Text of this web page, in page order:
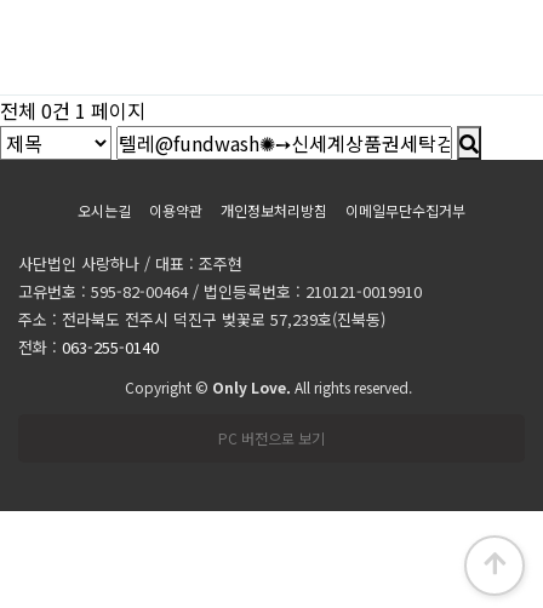
전체 0건 1 페이지
오시는길 이용약관 개인정보처리방침 이메일무단수집거부
사단법인 사랑하나 / 대표 : 조주현
고유번호 : 595-82-00464 / 법인등록번호 : 210121-0019910
주소 : 전라북도 전주시 덕진구 벚꽃로 57,239호(진북동)
전화 : 063-255-0140
Copyright © Only Love. All rights reserved.
PC 버전으로 보기